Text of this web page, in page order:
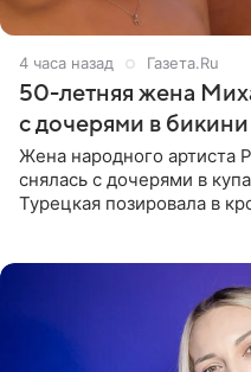
4 часа назад Газета.Ru
50-летняя жена
с дочерями в бикини
Жена народного артиста
снялась с дочерями в
Турецкая позировала в